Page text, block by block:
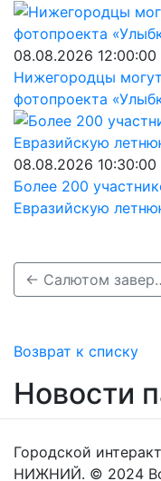
08.08.2026 12:00:00
Нижегородцы
фотопроекта
08.08.2026 10:30:00
Более 200
Евразийскую
← Салютом завершилось
Возврат к списку
Новости
Городской
НИЖНИЙ. © 2024